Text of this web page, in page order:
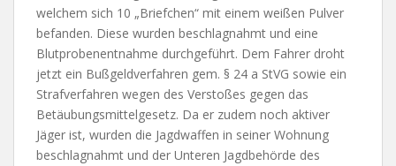
welchem sich 10 „Briefchen“ mit einem weißen Pulver
befanden. Diese wurden beschlagnahmt und eine
Blutprobenentnahme durchgeführt. Dem Fahrer droht
jetzt ein Bußgeldverfahren gem. § 24 a StVG sowie ein
Strafverfahren wegen des Verstoßes gegen das
Betäubungsmittelgesetz. Da er zudem noch aktiver
Jäger ist, wurden die Jagdwaffen in seiner Wohnung
beschlagnahmt und der Unteren Jagdbehörde des